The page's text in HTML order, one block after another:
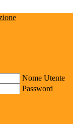
Nome Utente
Password